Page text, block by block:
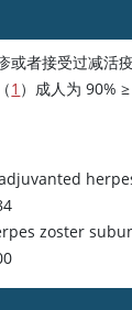
或者接受过减活
1 ）成人为 90%≥
zoster